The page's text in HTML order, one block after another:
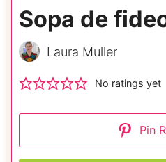
Sopa de
Laura Muller
No ratings yet
Pin